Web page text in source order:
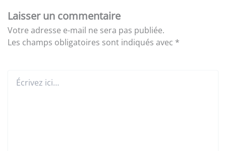
Laisser un commentaire
Votre adresse e-mail ne sera pas publiée.
Les champs obligatoires sont indiqués avec *
ici…